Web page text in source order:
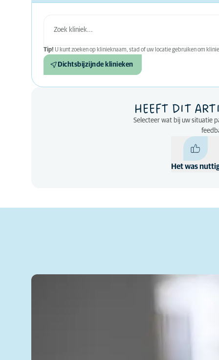
Tip! U kunt zoeken op klinieknaam, stad of uw locatie gebruiken om
Dichtsbijzijnde klinieken
HEEFT DIT
Selecteer wat bij uw situatie
Het was